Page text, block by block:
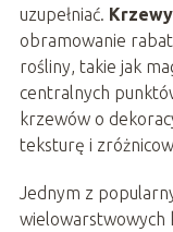
uzupełniać.
obramowanie
rośliny, takie jak
centralnych
krzewów o
teksturę i
Jednym z
wielowarstwowych